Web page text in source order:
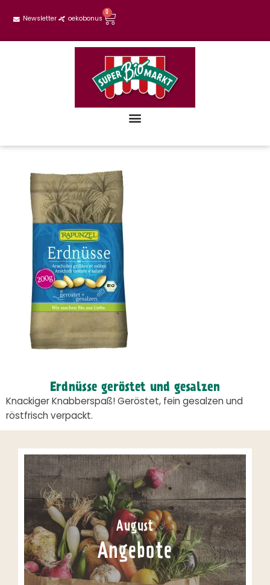
Newsletter oekobonus
0
Erdnüsse geröstet und gesalzen
Knackiger Knabberspaß! Geröstet, fein gesalzen und
röstfrisch verpackt.
August
Angebote